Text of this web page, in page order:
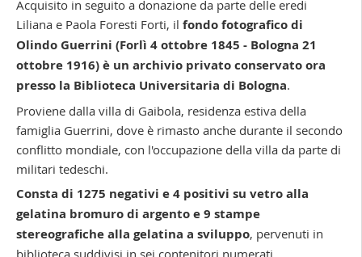
Acquisito in seguito a donazione da parte delle eredi
Liliana e Paola Foresti Forti, il fondo fotografico di
Olindo Guerrini (Forlì 4 ottobre 1845 - Bologna 21
ottobre 1916) è un archivio privato conservato ora
presso la Biblioteca Universitaria di Bologna.
Proviene dalla villa di Gaibola, residenza estiva della
famiglia Guerrini, dove è rimasto anche durante il secondo
conflitto mondiale, con l'occupazione della villa da parte di
militari tedeschi.
Consta di 1275 negativi e 4 positivi su vetro alla
gelatina bromuro di argento e 9 stampe
stereografiche alla gelatina a sviluppo, pervenuti in